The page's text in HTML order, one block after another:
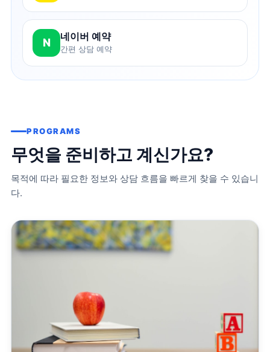
N 네이버 예약
간편 상담 예약
PROGRAMS
무엇을 준비하고 계신가요?
목적에 따라 필요한 정보와 상담 흐름을 빠르게 찾을 수 있습니
다.